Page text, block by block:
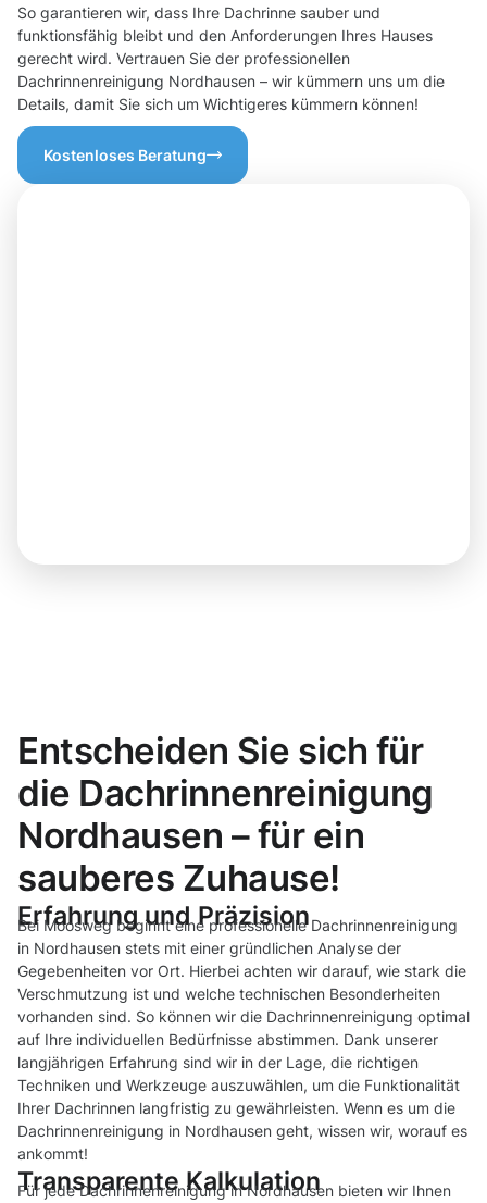
So garantieren wir, dass Ihre Dachrinne sauber und
funktionsfähig bleibt und den Anforderungen Ihres Hauses
gerecht wird. Vertrauen Sie der professionellen
Dachrinnenreinigung Nordhausen – wir kümmern uns um die
Details, damit Sie sich um Wichtigeres kümmern können!
Kostenloses Beratung
Entscheiden Sie sich für
die Dachrinnenreinigung
Nordhausen – für ein
sauberes Zuhause!
Erfahrung und Präzision
Bei Moosweg beginnt eine professionelle Dachrinnenreinigung
in Nordhausen stets mit einer gründlichen Analyse der
Gegebenheiten vor Ort. Hierbei achten wir darauf, wie stark die
Verschmutzung ist und welche technischen Besonderheiten
vorhanden sind. So können wir die Dachrinnenreinigung optimal
auf Ihre individuellen Bedürfnisse abstimmen. Dank unserer
langjährigen Erfahrung sind wir in der Lage, die richtigen
Techniken und Werkzeuge auszuwählen, um die Funktionalität
Ihrer Dachrinnen langfristig zu gewährleisten. Wenn es um die
Dachrinnenreinigung in Nordhausen geht, wissen wir, worauf es
ankommt!
Transparente Kalkulation
Für jede Dachrinnenreinigung in Nordhausen bieten wir Ihnen